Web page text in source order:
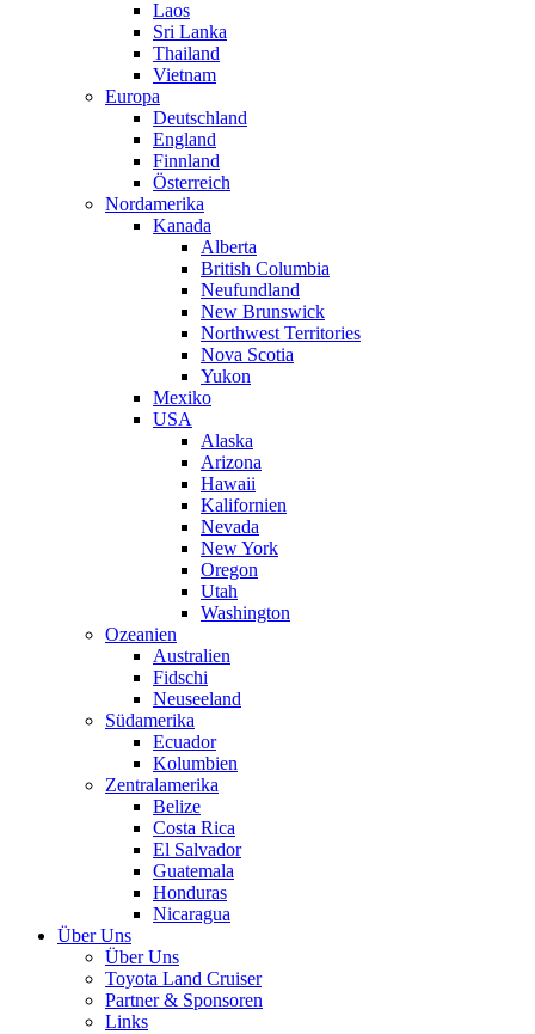
Laos
Sri Lanka
Thailand
Vietnam
Europa
Deutschland
England
Finnland
Österreich
Nordamerika
Kanada
Alberta
British Columbia
Neufundland
New Brunswick
Northwest Territories
Nova Scotia
Yukon
Mexiko
USA
Alaska
Arizona
Hawaii
Kalifornien
Nevada
New York
Oregon
Utah
Washington
Ozeanien
Australien
Fidschi
Neuseeland
Südamerika
Ecuador
Kolumbien
Zentralamerika
Belize
Costa Rica
El Salvador
Guatemala
Honduras
Nicaragua
Über Uns
Über Uns
Toyota Land Cruiser
Partner & Sponsoren
Links